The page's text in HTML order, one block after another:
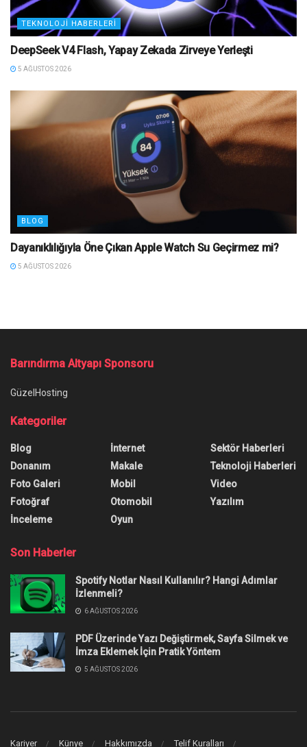
TEKNOLOJI HABERLERI
DeepSeek V4 Flash, Yapay Zekada Zirveye Yerleşti
5 AĞUSTOS 2026
BLOG
Dayanıklılığıyla Öne Çıkan Apple Watch Su Geçirmez mi?
5 AĞUSTOS 2026
Barındırma Altyapı Sponsoru
GüzelHosting
Kategoriler
Blog
Donanım
Foto Galeri
Fotoğraf
İnceleme
İnternet
Makale
Mobil
Otomobil
Oyun
Sektör Haberleri
Teknoloji Haberleri
Video
Yazılım
Son Haberler
Spotify Notlar Nasıl Kullanılır? Hangi Adımlar
İzlenmeli?
6 AĞUSTOS 2026
PDF Üzerinde Yazı Değiştirmek, Sayfa Silmek ve
İmza Eklemek İçin Pratik Yöntem
5 AĞUSTOS 2026
Kariyer Künye Hakkımızda Telif Kuralları